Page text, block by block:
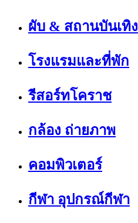
ผับ & สถานบันเทิง
โรงแรมและที่พัก
รีสอร์ทโคราช
กล้อง ถ่ายภาพ
คอมพิวเตอร์
กีฬา อุปกรณ์กีฬา